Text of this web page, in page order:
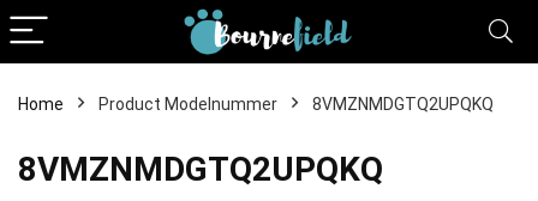
Home Product Modelnummer 8VMZNMDGTQ2UPQKQ
8VMZNMDGTQ2UPQKQ